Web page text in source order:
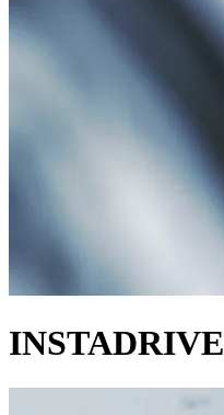
INSTADRIVE